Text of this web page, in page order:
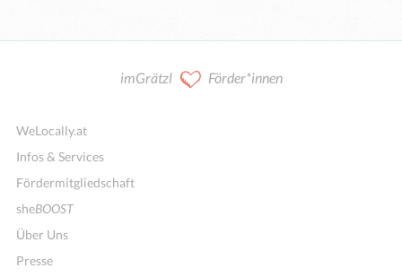
imGrätzl Förder*innen
WeLocally.at
Infos & Services
Fördermitgliedschaft
sheBOOST
Über Uns
Presse